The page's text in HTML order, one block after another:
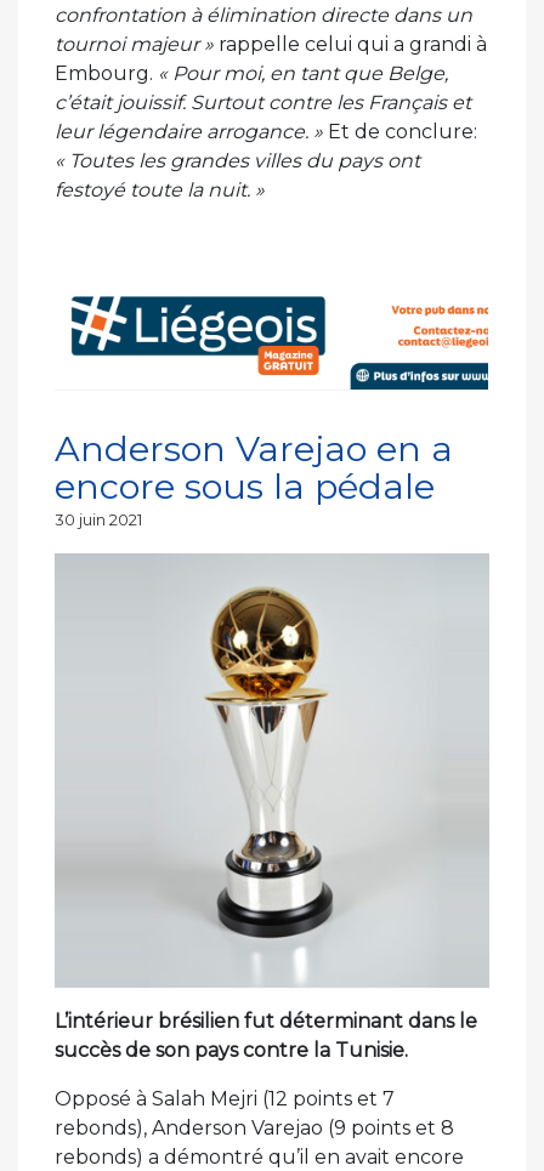
confrontation à élimination directe dans un
tournoi majeur » rappelle celui qui a grandi à
Embourg. « Pour moi, en tant que Belge,
c’était jouissif. Surtout contre les Français et
leur légendaire arrogance. » Et de conclure:
« Toutes les grandes villes du pays ont
festoyé toute la nuit. »
Anderson Varejao en a
encore sous la pédale
Publié
30 juin 2021
L’intérieur brésilien fut déterminant dans le
succès de son pays contre la Tunisie.
Opposé à Salah Mejri (12 points et 7
rebonds), Anderson Varejao (9 points et 8
rebonds) a démontré qu’il en avait encore